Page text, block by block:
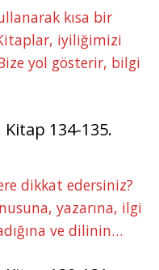
kısa bir
iyiliğimizi
yol gösterir, bilgi
Kitap 134-135.
dikkat edersiniz?
yazarına, ilgi
ve dilinin…